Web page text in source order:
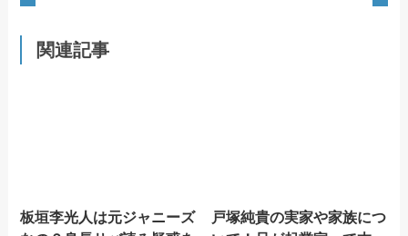
関連記事
板垣李光人は元ジャニーズ
戸塚純貴の実家や家族につ